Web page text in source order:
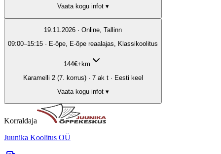
Vaata kogu infot ▾
19.11.2026 · Online, Tallinn
09:00–15:15 · E-õpe, E-õpe reaalajas, Klassikoolitus
144€+km
Karamelli 2 (7. korrus) · 7 ak t · Eesti keel
Vaata kogu infot ▾
Korraldaja
Juunika Koolitus OÜ